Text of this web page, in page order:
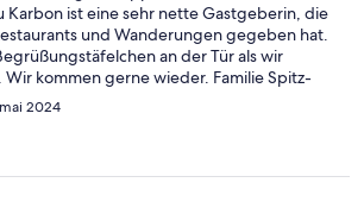
Karbon ist eine sehr nette Gastgeberin, die
und Wanderungen gegeben hat.
an der Tür als wir
kommen gerne wieder. Familie Spitz-
2024